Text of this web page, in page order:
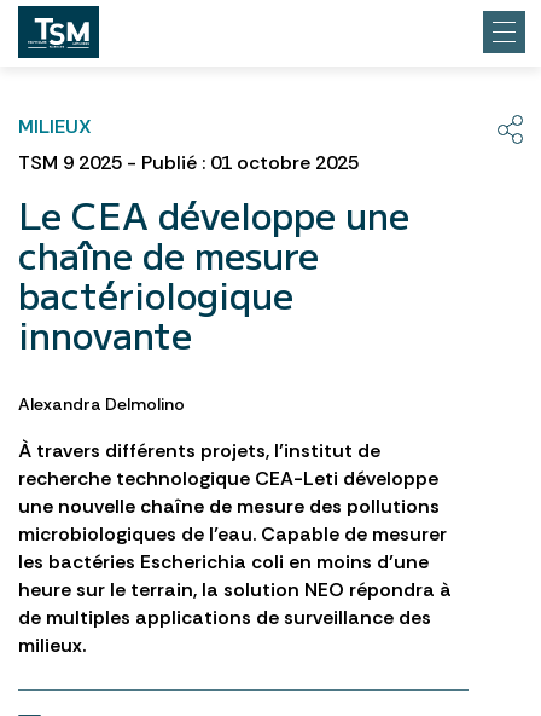
MILIEUX
TSM 9 2025 - Publié : 01 octobre 2025
Le CEA développe une
chaîne de mesure
bactériologique
innovante
Alexandra Delmolino
À travers différents projets, l’institut de
recherche technologique CEA-Leti développe
une nouvelle chaîne de mesure des pollutions
microbiologiques de l’eau. Capable de mesurer
les bactéries Escherichia coli en moins d’une
heure sur le terrain, la solution NEO répondra à
de multiples applications de surveillance des
milieux.